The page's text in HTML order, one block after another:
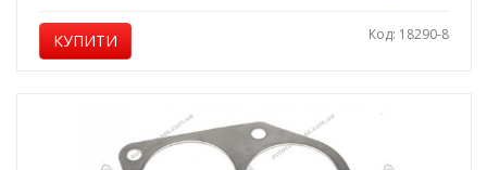
КУПИТИ Код: 18290-8